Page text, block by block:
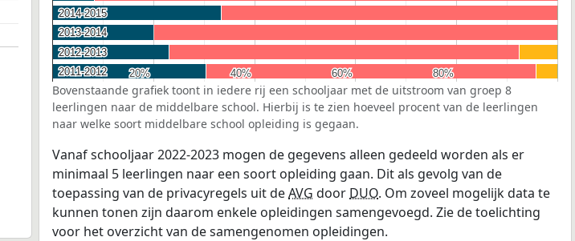
20%
20% 40%
40% 60%
60% 80%
80%
2014-2015
2014-2015
2013-2014
2013-2014
2012-2013
2012-2013
2011-2012
2011-2012
Bovenstaande grafiek toont in iedere rij een schooljaar met de uitstroom van groep 8
leerlingen naar de middelbare school. Hierbij is te zien hoeveel procent van de leerlingen
naar welke soort middelbare school opleiding is gegaan.
Vanaf schooljaar 2022-2023 mogen de gegevens alleen gedeeld worden als er
minimaal 5 leerlingen naar een soort opleiding gaan. Dit als gevolg van de
toepassing van de privacyregels uit deAVG door DUO. Om zoveel mogelijk data te
kunnen tonen zijn daarom enkele opleidingen samengevoegd. Zie de toelichting
voor het overzicht van de samengenomen opleidingen.